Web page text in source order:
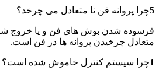
5چرا پروانه فن نا متعادل می چرخد؟
فرسوده شدن بوش های فن و یا خروج
متعادل چرخیدن پروانه ها در فن است.
1چرا سیستم کنترل خاموش شده است؟